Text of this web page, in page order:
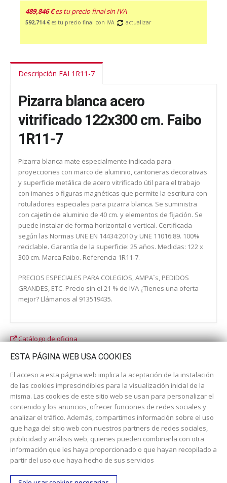
489,846 € es tu precio final sin IVA
592,714 € es tu precio final con IVA actualizar
Descripción FAI 1R11-7
Pizarra blanca acero
vitrificado 122x300 cm. Faibo
1R11-7
Pizarra blanca mate especialmente indicada para
proyecciones con marco de aluminio, cantoneras decorativas
y superficie metálica de acero vitrificado útil para el trabajo
con imanes o figuras magnéticas que permite la escritura con
rotuladores especiales para pizarra blanca. Se suministra
con cajetín de aluminio de 40 cm. y elementos de fijación. Se
puede instalar de forma horizontal o vertical. Certificada
según las Normas UNE EN 14434:2010 y UNE 11016:89. 100%
reciclable. Garantía de la superficie: 25 años. Medidas: 122 x
300 cm. Marca Faibo. Referencia 1R11-7.
PRECIOS ESPECIALES PARA COLEGIOS, AMPA´s, PEDIDOS
GRANDES, ETC. Precio sin el 21 % de IVA ¿Tienes una oferta
mejor? Llámanos al 913519435.
Catálogo de oficina
Dirección:c/ Cercedilla nº 14, 28925 Alcorcón
Email:contacta aquí
ESTA PÁGINA WEB USA COOKIES
El acceso a esta página web implica la aceptación de la instalación
de las cookies imprescindibles para la visualización inicial de la
misma. Las cookies de este sitio web se usan para personalizar el
contenido y los anuncios, ofrecer funciones de redes sociales y
analizar el tráfico. Además, compartimos información sobre el uso
que haga del sitio web con nuestros partners de redes sociales,
publicidad y análisis web, quienes pueden combinarla con otra
información que les haya proporcionado o que hayan recopilado a
partir del uso que haya hecho de sus servicios